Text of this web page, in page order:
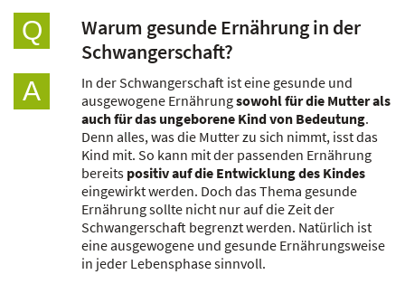
Q
Warum gesunde Ernährung in der
Schwangerschaft?
A
In der Schwangerschaft ist eine gesunde und
ausgewogene Ernährungsowohl für die Mutter als
auch für das ungeborene Kind von Bedeutung.
Denn alles, was die Mutter zu sich nimmt, isst das
Kind mit. So kann mit der passenden Ernährung
bereits positiv auf die Entwicklung des Kindes
eingewirkt werden. Doch das Thema gesunde
Ernährung sollte nicht nur auf die Zeit der
Schwangerschaft begrenzt werden. Natürlich ist
eine ausgewogene und gesunde Ernährungsweise
in jeder Lebensphase sinnvoll.